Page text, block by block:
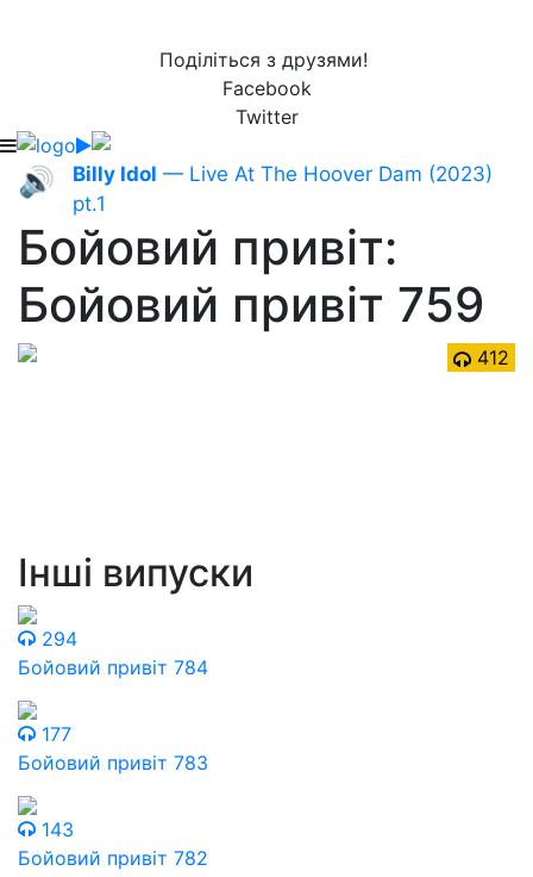
Поділіться з друзями!
Facebook
Twitter
🔊 Billy Idol — Live At The Hoover Dam (2023)
pt.1
Бойовий привіт:
Бойовий привіт 759
412
Інші випуски
294
Бойовий привіт 784
177
Бойовий привіт 783
143
Бойовий привіт 782